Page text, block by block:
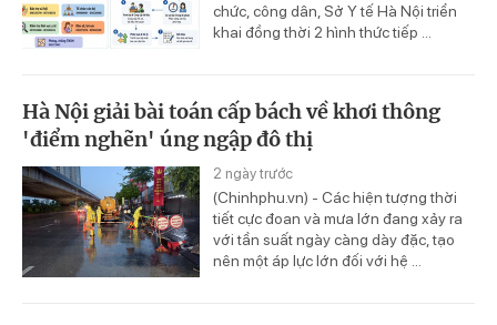
chức, công dân, Sở Y tế Hà Nội triển
khai đồng thời 2 hình thức tiếp ...
Hà Nội giải bài toán cấp bách về khơi thông
'điểm nghẽn' úng ngập đô thị
2 ngày trước
(Chinhphu.vn) - Các hiện tượng thời
tiết cực đoan và mưa lớn đang xảy ra
với tần suất ngày càng dày đặc, tạo
nên một áp lực lớn đối với hệ ...